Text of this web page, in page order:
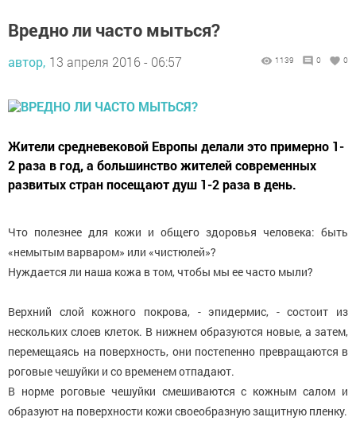
Вредно ли часто мыться?
автор, 13 апреля 2016 - 06:57 1139 0 0
Жители средневековой Европы делали это примерно 1-
2 раза в год, а большинство жителей современных
развитых стран посещают душ 1-2 раза в день.
Что полезнее для кожи и общего здоровья человека: быть
«немытым варваром» или «чистюлей»?
Нуждается ли наша кожа в том, чтобы мы ее часто мыли?
Верхний слой кожного покрова, - эпидермис, - состоит из
нескольких слоев клеток. В нижнем образуются новые, а затем,
перемещаясь на поверхность, они постепенно превращаются в
роговые чешуйки и со временем отпадают.
В норме роговые чешуйки смешиваются с кожным салом и
образуют на поверхности кожи своеобразную защитную пленку.